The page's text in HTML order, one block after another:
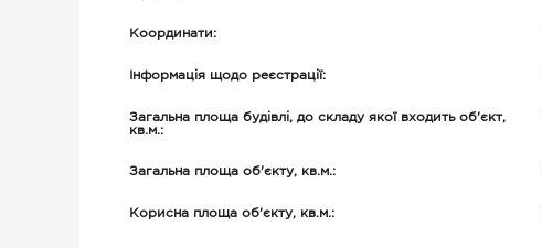
Координати:
Інформація щодо реєстрації:
Загальна площа будівлі, до складу якої входить об'єкт,
кв.м.:
Загальна площа об'єкту, кв.м.:
Корисна площа об'єкту, кв.м.: